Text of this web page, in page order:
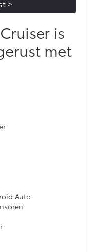
>
is
met
Auto